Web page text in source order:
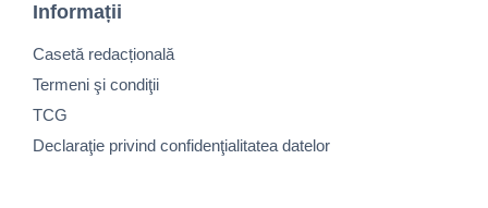
Informații
Casetă redacțională
Termeni şi condiţii
TCG
Declaraţie privind confidenţialitatea datelor